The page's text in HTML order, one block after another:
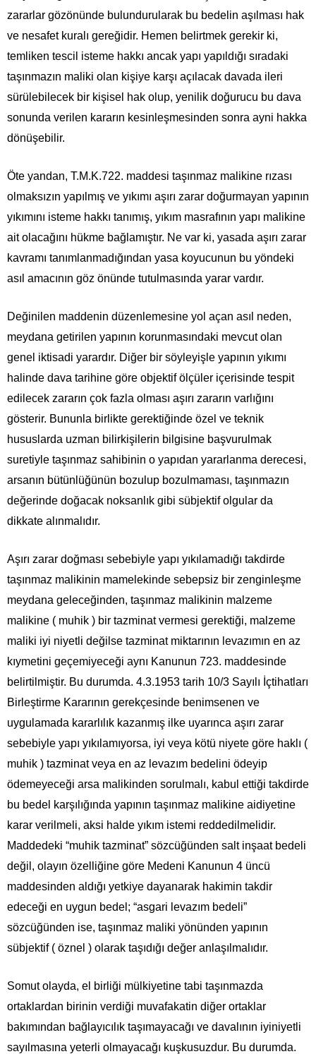
zararlar gözönünde bulundurularak bu bedelin aşılması hak
ve nesafet kuralı gereğidir. Hemen belirtmek gerekir ki,
temliken tescil isteme hakkı ancak yapı yapıldığı sıradaki
taşınmazın maliki olan kişiye karşı açılacak davada ileri
sürülebilecek bir kişisel hak olup, yenilik doğurucu bu dava
sonunda verilen kararın kesinleşmesinden sonra ayni hakka
dönüşebilir.
Öte yandan, T.M.K.722. maddesi taşınmaz malikine rızası
olmaksızın yapılmış ve yıkımı aşırı zarar doğurmayan yapının
yıkımını isteme hakkı tanımış, yıkım masrafının yapı malikine
ait olacağını hükme bağlamıştır. Ne var ki, yasada aşırı zarar
kavramı tanımlanmadığından yasa koyucunun bu yöndeki
asıl amacının göz önünde tutulmasında yarar vardır.
Değinilen maddenin düzenlemesine yol açan asıl neden,
meydana getirilen yapının korunmasındaki mevcut olan
genel iktisadi yarardır. Diğer bir söyleyişle yapının yıkımı
halinde dava tarihine göre objektif ölçüler içerisinde tespit
edilecek zararın çok fazla olması aşırı zararın varlığını
gösterir. Bununla birlikte gerektiğinde özel ve teknik
hususlarda uzman bilirkişilerin bilgisine başvurulmak
suretiyle taşınmaz sahibinin o yapıdan yararlanma derecesi,
arsanın bütünlüğünün bozulup bozulmaması, taşınmazın
değerinde doğacak noksanlık gibi sübjektif olgular da
dikkate alınmalıdır.
Aşırı zarar doğması sebebiyle yapı yıkılamadığı takdirde
taşınmaz malikinin mamelekinde sebepsiz bir zenginleşme
meydana geleceğinden, taşınmaz malikinin malzeme
malikine ( muhik ) bir tazminat vermesi gerektiği, malzeme
maliki iyi niyetli değilse tazminat miktarının levazımın en az
kıymetini geçemiyeceği aynı Kanunun 723. maddesinde
belirtilmiştir. Bu durumda. 4.3.1953 tarih 10/3 Sayılı İçtihatları
Birleştirme Kararının gerekçesinde benimsenen ve
uygulamada kararlılık kazanmış ilke uyarınca aşırı zarar
sebebiyle yapı yıkılamıyorsa, iyi veya kötü niyete göre haklı (
muhik ) tazminat veya en az levazım bedelini ödeyip
ödemeyeceği arsa malikinden sorulmalı, kabul ettiği takdirde
bu bedel karşılığında yapının taşınmaz malikine aidiyetine
karar verilmeli, aksi halde yıkım istemi reddedilmelidir.
Maddedeki “muhik tazminat” sözcüğünden salt inşaat bedeli
değil, olayın özelliğine göre Medeni Kanunun 4 üncü
maddesinden aldığı yetkiye dayanarak hakimin takdir
edeceği en uygun bedel; “asgari levazım bedeli”
sözcüğünden ise, taşınmaz maliki yönünden yapının
sübjektif ( öznel ) olarak taşıdığı değer anlaşılmalıdır.
Somut olayda, el birliği mülkiyetine tabi taşınmazda
ortaklardan birinin verdiği muvafakatin diğer ortaklar
bakımından bağlayıcılık taşımayacağı ve davalının iyiniyetli
sayılmasına yeterli olmayacağı kuşkusuzdur. Bu durumda.